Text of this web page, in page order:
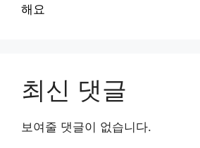
해요
최신 댓글
보여줄 댓글이 없습니다.